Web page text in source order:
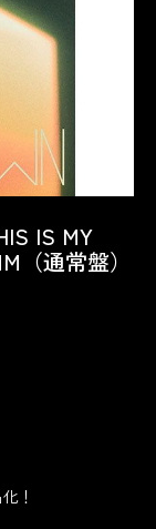
IS MY
（通常盤）
！